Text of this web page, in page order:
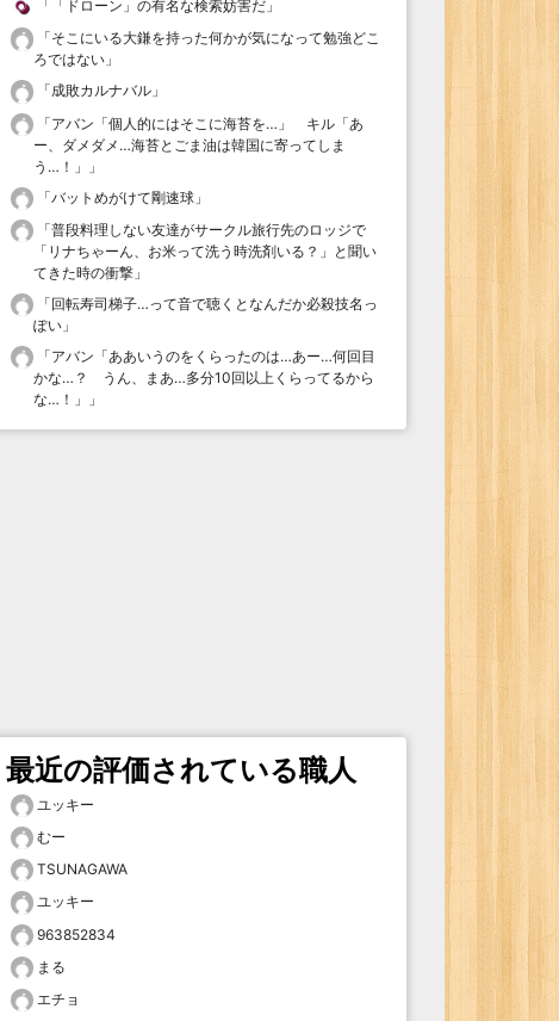
「 「ドローン」の有名な検索妨害だ 」
「そこにいる大鎌を持った何かが気になって勉強どこ
ろではない 」
「成敗カルナバル 」
「アバン「個人的にはそこに海苔を…」 キル「あ
ー、ダメダメ…海苔とごま油は韓国に寄ってしま
う…！」
」
「バットめがけて剛速球 」
「普段料理しない友達がサークル旅行先のロッジで
「リナちゃーん、お米って洗う時洗剤いる？」と聞い
てきた時の衝撃 」
「回転寿司梯子…って音で聴くとなんだか必殺技名っ
ぽい 」
「アバン「ああいうのをくらったのは…あー…何回目
かな…？ うん、まあ…多分10回以上くらってるから
な…！」
」
最近の評価されている職人
ユッキー
むー
TSUNAGAWA
ユッキー
963852834
まる
エチョ